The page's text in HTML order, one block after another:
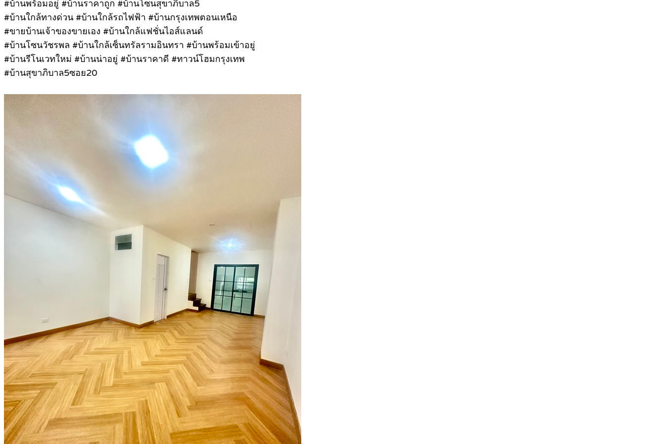
#บ้านพร้อมอยู่ #บ้านราคาถูก #บ้านโซนสุขาภิบาล5
#บ้านใกล้ทางด่วน #บ้านใกล้รถไฟฟ้า #บ้านกรุงเทพตอนเหนือ
#ขายบ้านเจ้าของขายเอง #บ้านใกล้แฟชั่นไอส์แลนด์
#บ้านโซนวัชรพล #บ้านใกล้เซ็นทรัลรามอินทรา #บ้านพร้อมเข้าอยู่
#บ้านรีโนเวทใหม่ #บ้านน่าอยู่ #บ้านราคาดี #ทาวน์โฮมกรุงเทพ
#บ้านสุขาภิบาล5ซอย20